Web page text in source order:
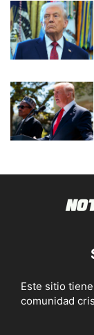
Este sitio
comunidad